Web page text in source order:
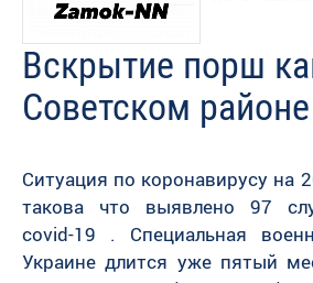
Вскрытие порш
Советском районе
Ситуация по коронавирусу на
такова что выявлено 97
covid-19 . Специальная
Украине длится уже пятый